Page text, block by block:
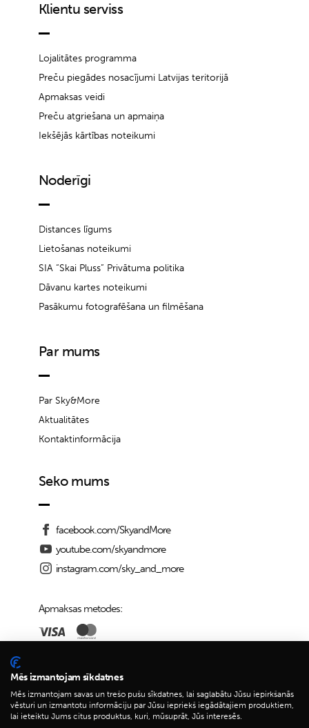
Klientu serviss
Lojalitātes programma
Preču piegādes nosacījumi Latvijas teritorijā
Apmaksas veidi
Preču atgriešana un apmaiņa
Iekšējās kārtības noteikumi
Noderīgi
Distances līgums
Lietošanas noteikumi
SIA “Skai Pluss” Privātuma politika
Dāvanu kartes noteikumi
Pasākumu fotografēšana un filmēšana
Par mums
Par Sky&More
Aktualitātes
Kontaktinformācija
Seko mums
facebook.com/SkyandMore
youtube.com/skyandmore
instagram.com/sky_and_more
Apmaksas metodes:
Piegādes iespējas:
Mēs izmantojam sīkdatnes
Mēs izmantojam savas un trešo pušu sīkdatnes, lai saglabātu Jūsu iepirkšanās
vēsturi un izmantotu informāciju par Jūsu iepriekš iegādātajiem produktiem,
lai ieteiktu Jums citus produktus, kuri, mūsuprāt, Jūs interesēs.